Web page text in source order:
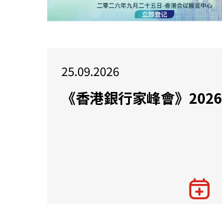
25.09.2026
《香港銀行家峰會》2026